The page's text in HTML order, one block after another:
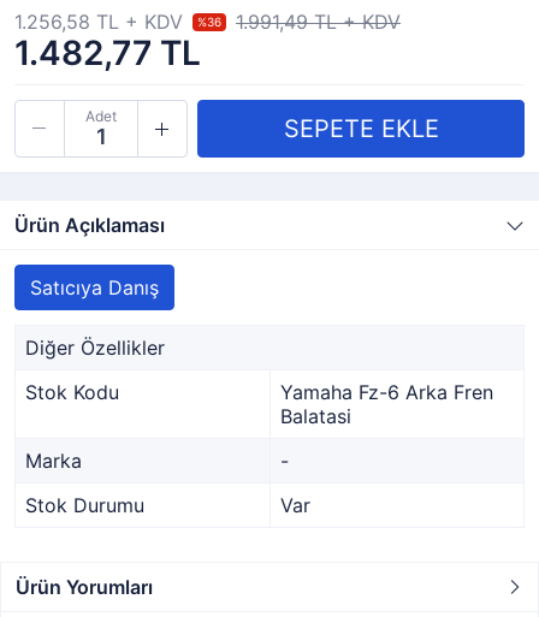
1.482,77 TL
1.256,58 TL + KDV %36 1.991,49 TL + KDV
Adet
Ürün Açıklaması
Satıcıya Danış
Diğer Özellikler
Stok Kodu
Yamaha Fz-6 Arka Fren
Balatasi
Marka
-
Stok Durumu
Var
Ürün Yorumları